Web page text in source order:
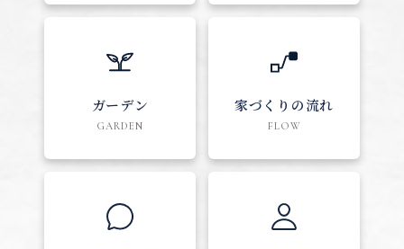
ガーデン
GARDEN
家づくりの流れ
FLOW